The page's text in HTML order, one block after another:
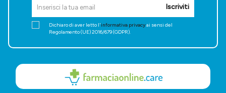
Iscriviti
Dichiaro di aver letto l'informativa privacyai sensi del
Regolamento (UE) 2016/679 (GDPR).